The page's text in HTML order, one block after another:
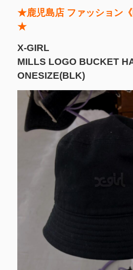
★鹿児島店 ファッション
★
X-GIRL
MILLS LOGO BUCKET
ONESIZE(BLK)